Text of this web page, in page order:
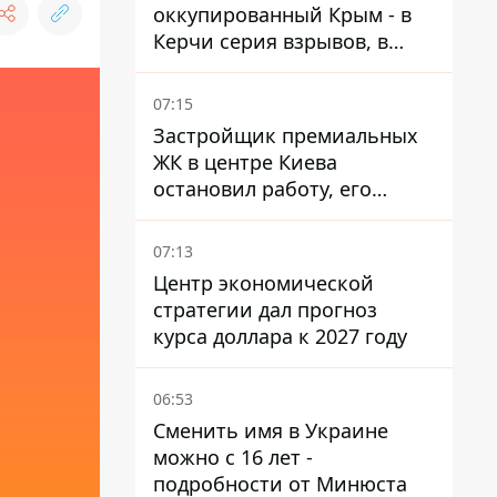
оккупированный Крым - в
Керчи серия взрывов, в
Феодосии пожар
07:15
Застройщик премиальных
ЖК в центре Киева
остановил работу, его
руководители сбежали из
Украины - Bihus.info
07:13
Центр экономической
стратегии дал прогноз
курса доллара к 2027 году
06:53
Сменить имя в Украине
можно с 16 лет -
подробности от Минюста